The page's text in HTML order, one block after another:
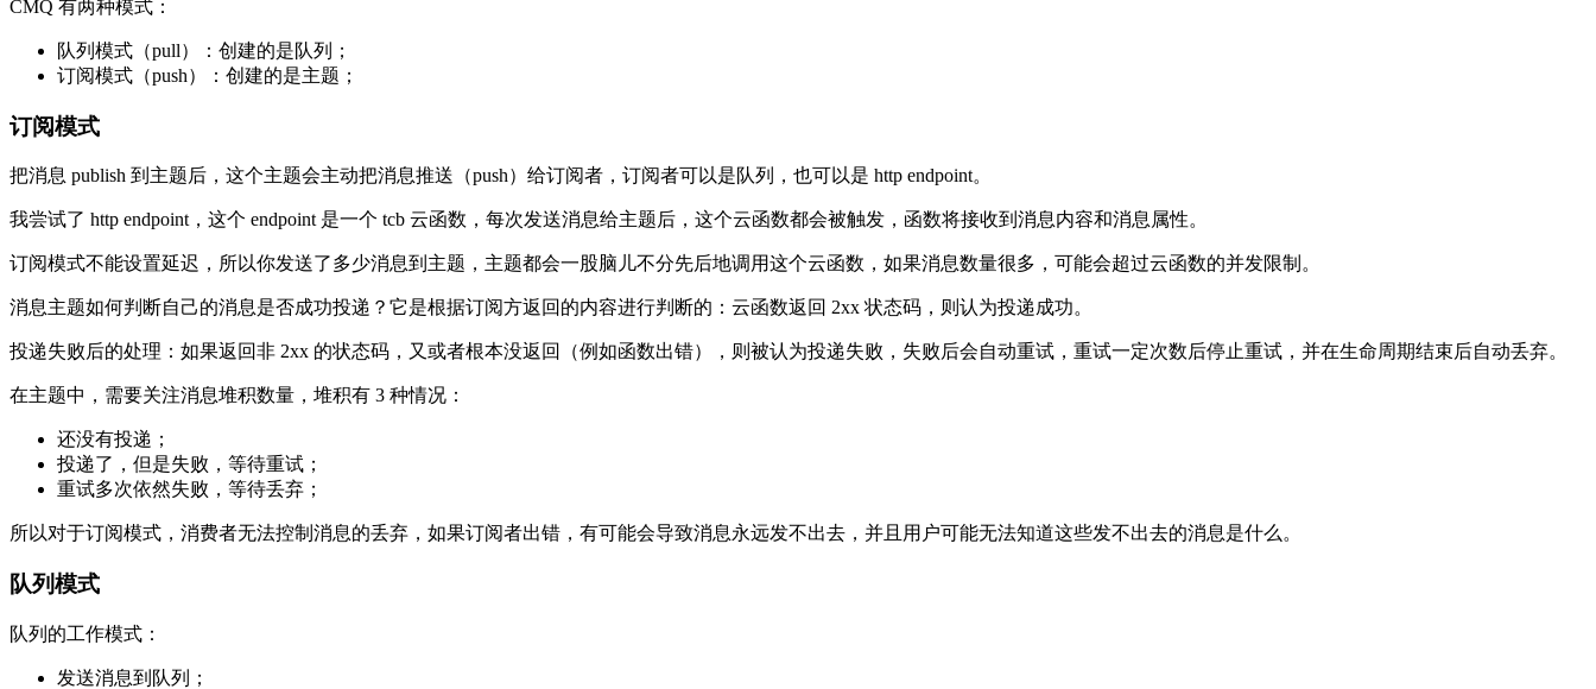
CMQ 有两种模式：
队列模式（pull）：创建的是队列；
订阅模式（push）：创建的是主题；
订阅模式
把消息 publish 到主题后，这个主题会主动把消息推送（push）给订阅者，订阅者可以是队列，也可以是 http endpoint。
我尝试了 http endpoint，这个 endpoint 是一个 tcb 云函数，每次发送消息给主题后，这个云函数都会被触发，函数将接收到消息内容和消息属性。
订阅模式不能设置延迟，所以你发送了多少消息到主题，主题都会一股脑儿不分先后地调用这个云函数，如果消息数量很多，可能会超过云函数的并发限制。
消息主题如何判断自己的消息是否成功投递？它是根据订阅方返回的内容进行判断的：云函数返回 2xx 状态码，则认为投递成功。
投递失败后的处理：如果返回非 2xx 的状态码，又或者根本没返回（例如函数出错），则被认为投递失败，失败后会自动重试，重试一定次数后停止重试，并在生命周期结束后自动丢弃。
在主题中，需要关注消息堆积数量，堆积有 3 种情况：
还没有投递；
投递了，但是失败，等待重试；
重试多次依然失败，等待丢弃；
所以对于订阅模式，消费者无法控制消息的丢弃，如果订阅者出错，有可能会导致消息永远发不出去，并且用户可能无法知道这些发不出去的消息是什么。
队列模式
队列的工作模式：
发送消息到队列；